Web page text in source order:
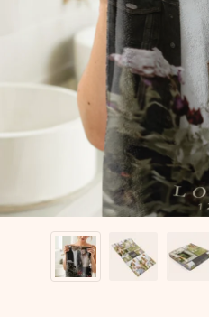
+49 39292 929695
Montag - Freitag : 8:30 -
Samstag - Sonntag : 8:30 -